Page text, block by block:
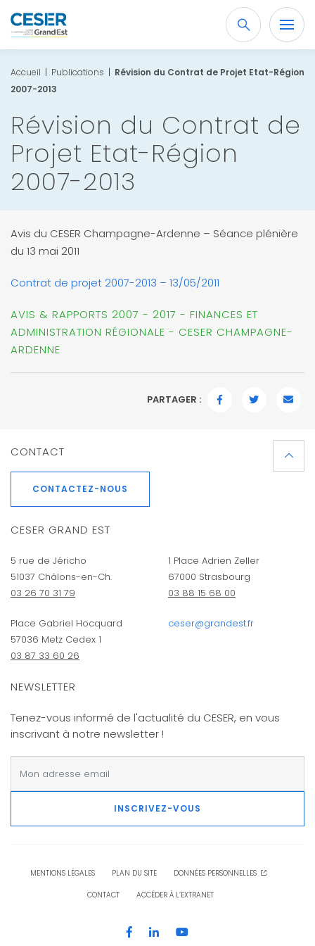
Recherche
OK
Accueil | Publications | Révision du Contrat de Projet Etat-Région
2007-2013
Révision du Contrat de
Projet Etat-Région
2007-2013
Avis du CESER Champagne-Ardenne – Séance plénière
du 13 mai 2011
Contrat de projet 2007-2013 – 13/05/2011
AVIS & RAPPORTS 2007 - 2017 - FINANCES ET
ADMINISTRATION RÉGIONALE - CESER CHAMPAGNE-
ARDENNE
PARTAGER :
CONTACT
CONTACTEZ-NOUS
CESER GRAND EST
5 rue de Jéricho
51037 Châlons-en-Ch.
03 26 70 31 79
Place Gabriel Hocquard
57036 Metz Cedex 1
03 87 33 60 26
1 Place Adrien Zeller
67000 Strasbourg
03 88 15 68 00
ceser@grandest.fr
NEWSLETTER
Tenez-vous informé de l'actualité du CESER, en vous
inscrivant à notre newsletter !
INSCRIVEZ-VOUS
MENTIONS LÉGALES PLAN DU SITE DONNÉES PERSONNELLES
CONTACT ACCÉDER À L’EXTRANET
FacebookLinkedIn